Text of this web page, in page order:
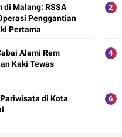
di Malang: RSSA
Penggantian
Pertama
Alami Rem
Kaki Tewas
di Kota